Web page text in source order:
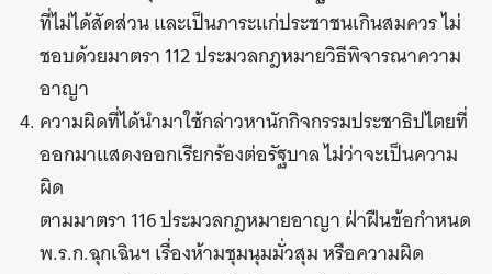
ที่ไม่ได้สัดส่วน และเป็นภาระแก่ประชาชนเกินสมควร ไม่
ชอบด้วยมาตรา 112 ประมวลกฎหมายวิธีพิจารณาความ
อาญา
ความผิดที่ได้นำมาใช้กล่าวหานักกิจกรรมประชาธิปไตยที่
ออกมาแสดงออกเรียกร้องต่อรัฐบาล ไม่ว่าจะเป็นความ
ผิด
ตามมาตรา 116 ประมวลกฎหมายอาญา ฝ่าฝืนข้อกำหนด
พ.ร.ก.ฉุกเฉินฯ เรื่องห้ามชุมนุมมั่วสุม หรือความผิด